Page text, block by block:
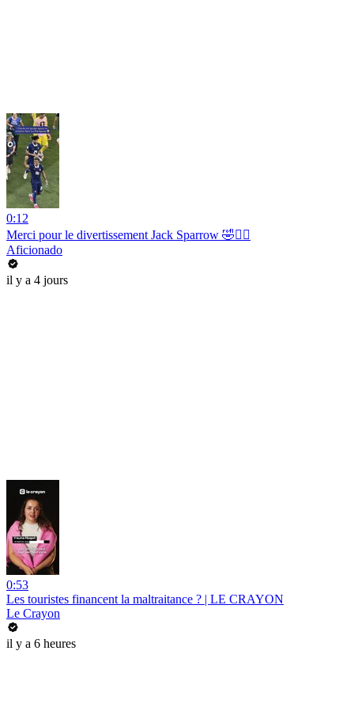
0:12
Merci pour le divertissement Jack Sparrow 🤣🏴‍☠️
Aficionado
il y a 4 jours
0:53
Les touristes financent la maltraitance ? | LE CRAYON
Le Crayon
il y a 6 heures